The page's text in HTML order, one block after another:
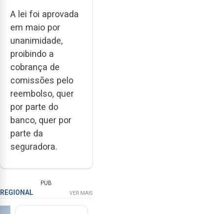
A lei foi aprovada
em maio por
unanimidade,
proibindo a
cobrança de
comissões pelo
reembolso, quer
por parte do
banco, quer por
parte da
seguradora.
PUB
REGIONAL VER MAIS